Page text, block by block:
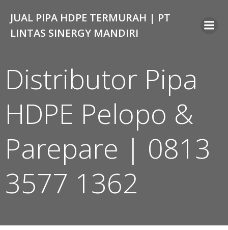
to
content
JUAL PIPA HDPE TERMURAH | PT
LINTAS SINERGY MANDIRI
Distributor Pipa
HDPE Pelopo &
Parepare | 0813
3577 1362